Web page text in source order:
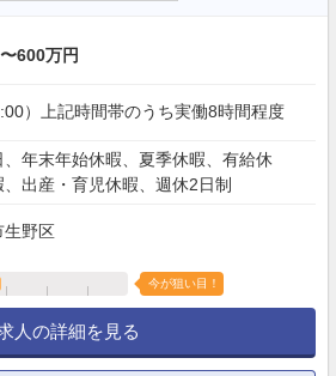
600万円
）上記時間帯のうち実働8時間程度
、年末年始休暇、夏季休暇、有給休
出産・育児休暇、週休2日制
生野区
今が狙い目！
人の詳細を見る